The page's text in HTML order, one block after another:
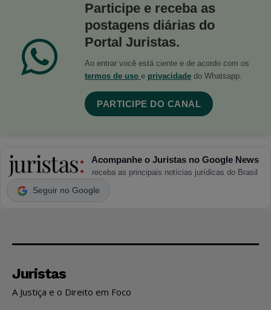
Participe e receba as
postagens diárias do
Portal Juristas.
Ao entrar você está ciente e de acordo com os
termos de uso e privacidade do Whatsapp.
PARTICIPE DO CANAL
Acompanhe o Juristas no Google News
receba as principais notícias jurídicas do Brasil
Seguir no Google
Juristas
A Justiça e o Direito em Foco